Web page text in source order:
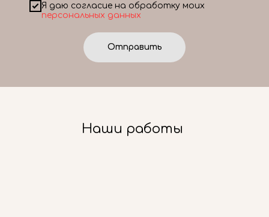
Я даю согласие на обработку моих
персональных данных
Отправить
Наши работы